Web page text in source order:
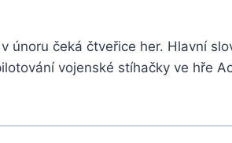
únoru čeká čtveřice her. Hlavní
vojenské stíhačky ve hře